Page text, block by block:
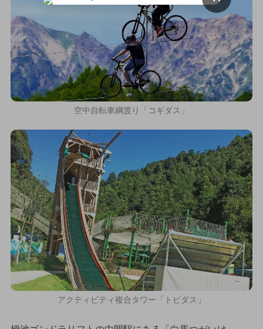
空中自転車綱渡り「コギダス」
アクティビティ複合タワー「トビダス」